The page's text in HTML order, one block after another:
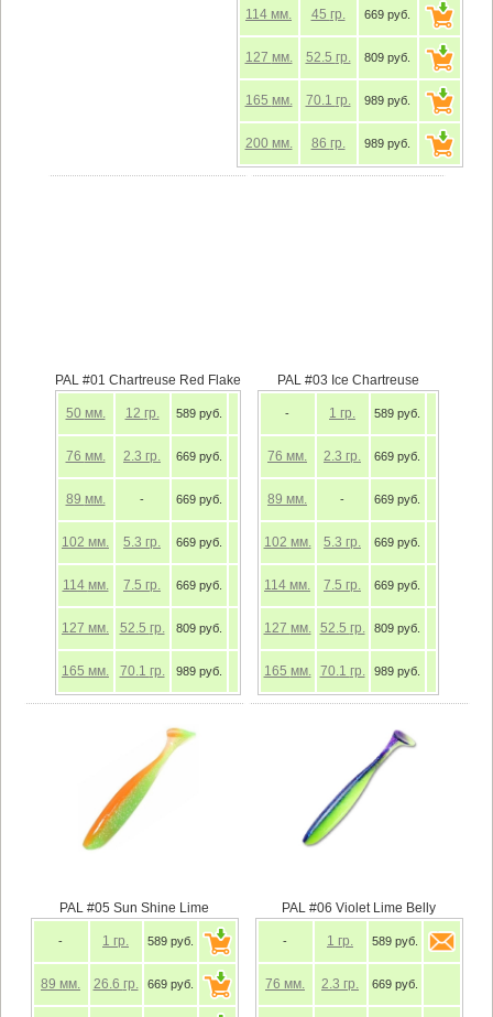
114 мм. 45 гр. 669 руб.
127 мм. 52.5 гр. 809 руб.
165 мм. 70.1 гр. 989 руб.
200 мм. 86 гр. 989 руб.
PAL #01 Chartreuse Red Flake
50 мм. 12 гр. 589 руб.
76 мм. 2.3 гр. 669 руб.
89 мм. - 669 руб.
102 мм. 5.3 гр. 669 руб.
114 мм. 7.5 гр. 669 руб.
127 мм. 52.5 гр. 809 руб.
165 мм. 70.1 гр. 989 руб.
PAL #03 Ice Chartreuse
- 1 гр. 589 руб.
76 мм. 2.3 гр. 669 руб.
89 мм. - 669 руб.
102 мм. 5.3 гр. 669 руб.
114 мм. 7.5 гр. 669 руб.
127 мм. 52.5 гр. 809 руб.
165 мм. 70.1 гр. 989 руб.
PAL #05 Sun Shine Lime
- 1 гр. 589 руб.
89 мм. 26.6 гр. 669 руб.
PAL #06 Violet Lime Belly
- 1 гр. 589 руб.
76 мм. 2.3 гр. 669 руб.